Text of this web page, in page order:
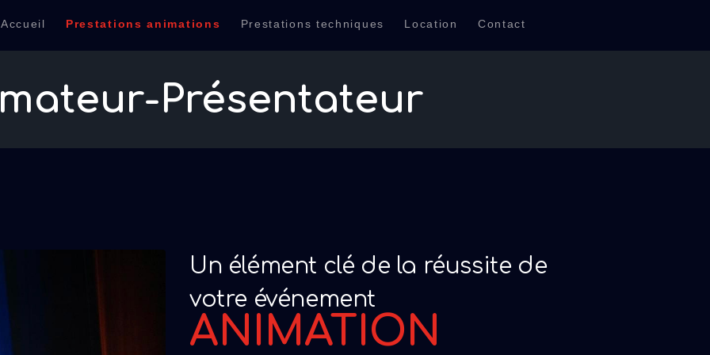
Accueil Prestations animations Prestations techniques Location Contact
Présentateur
J2A EVENEMENT
TECHNIQUES
CONTACT
Un élément clé de la réussite de
votre événement
ANIMATION